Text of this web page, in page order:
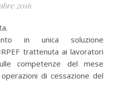
2016
in unica soluzione
trattenuta ai lavoratori
competenze del mese
di cessazione del